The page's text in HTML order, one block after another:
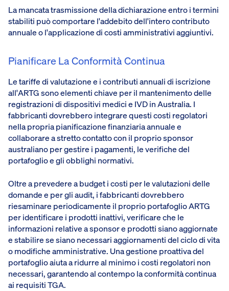
La mancata trasmissione della dichiarazione entro i termini
stabiliti può comportare l'addebito dell'intero contributo
annuale o l'applicazione di costi amministrativi aggiuntivi.
Pianificare La Conformità Continua
Le tariffe di valutazione e i contributi annuali di iscrizione
all'ARTG sono elementi chiave per il mantenimento delle
registrazioni di dispositivi medici e IVD in Australia. I
fabbricanti dovrebbero integrare questi costi regolatori
nella propria pianificazione finanziaria annuale e
collaborare a stretto contatto con il proprio sponsor
australiano per gestire i pagamenti, le verifiche del
portafoglio e gli obblighi normativi.
Oltre a prevedere a budget i costi per le valutazioni delle
domande e per gli audit, i fabbricanti dovrebbero
riesaminare periodicamente il proprio portafoglio ARTG
per identificare i prodotti inattivi, verificare che le
informazioni relative a sponsor e prodotti siano aggiornate
e stabilire se siano necessari aggiornamenti del ciclo di vita
o modifiche amministrative. Una gestione proattiva del
portafoglio aiuta a ridurre al minimo i costi regolatori non
necessari, garantendo al contempo la conformità continua
ai requisiti TGA.